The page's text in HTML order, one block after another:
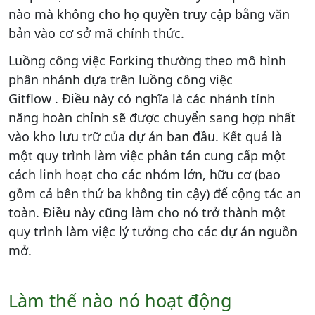
nào mà không cho họ quyền truy cập bằng văn
bản vào cơ sở mã chính thức.
Luồng công việc Forking thường theo mô hình
phân nhánh dựa trên luồng công việc
Gitflow . Điều này có nghĩa là các nhánh tính
năng hoàn chỉnh sẽ được chuyển sang hợp nhất
vào kho lưu trữ của dự án ban đầu. Kết quả là
một quy trình làm việc phân tán cung cấp một
cách linh hoạt cho các nhóm lớn, hữu cơ (bao
gồm cả bên thứ ba không tin cậy) để cộng tác an
toàn. Điều này cũng làm cho nó trở thành một
quy trình làm việc lý tưởng cho các dự án nguồn
mở.
Làm thế nào nó hoạt động